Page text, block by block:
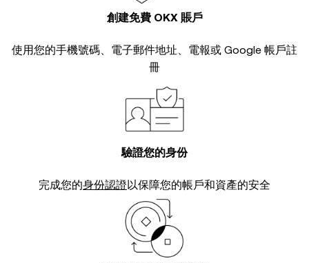
創建免費 OKX 賬戶
使用您的手機號碼、電子郵件地址、電報或 Google 帳戶註
冊
驗證您的身份
完成您的身份認證以保障您的帳戶和資產的安全